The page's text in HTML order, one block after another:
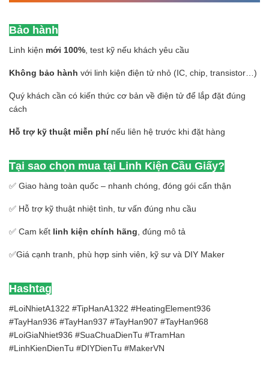
Bảo hành
Linh kiện mới 100% , test kỹ nếu khách yêu cầu
Không bảo hành với linh kiện điện tử nhỏ (IC, chip, transistor…)
Quý khách cần có kiến thức cơ bản về điện tử để lắp đặt đúng
cách
Hỗ trợ kỹ thuật miễn phínếu liên hệ trước khi đặt hàng
Tại sao chọn mua tại Linh Kiện Cầu Giấy?
✅ Giao hàng toàn quốc – nhanh chóng, đóng gói cẩn thận
✅ Hỗ trợ kỹ thuật nhiệt tình, tư vấn đúng nhu cầu
✅ Cam kết linh kiện chính hãng , đúng mô tả
✅Giá cạnh tranh, phù hợp sinh viên, kỹ sư và DIY Maker
Hashtag
#LoiNhietA1322 #TipHanA1322 #HeatingElement936
#TayHan936 #TayHan937 #TayHan907 #TayHan968
#LoiGiaNhiet936 #SuaChuaDienTu #TramHan
#LinhKienDienTu #DIYDienTu #MakerVN